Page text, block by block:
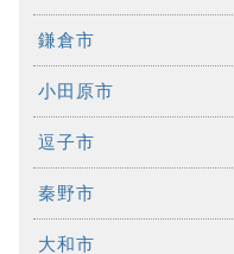
鎌倉市
小田原市
逗子市
秦野市
大和市